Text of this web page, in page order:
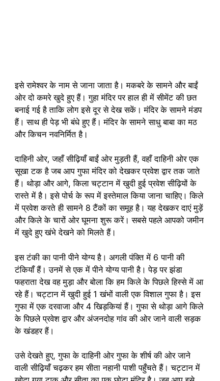
इसे रामेश्वर के नाम से जाना जाता है। मकबरे के सामने और बाईं
ओर दो कमरे खुदे हुए हैं। गुहा मंदिर पर हाल ही में सीमेंट की छत
बनाई गई है ताकि लोग इसे दूर से देख सकें। मंदिर के सामने मंडप
हैं। साथ ही पेड़ भी बंधे हुए हैं। मंदिर के सामने साधु बाबा का मठ
और किचन नवनिर्मित है।
दाहिनी ओर, जहाँ सीढ़ियाँ बाईं ओर मुड़ती हैं, वहाँ दाहिनी ओर एक
सूखा टक है जब आप गुफा मंदिर को देखकर प्रवेश द्वार तक जाते
हैं। थोड़ा और आगे, किला चट्टान में खुदी हुई प्रवेश सीढ़ियों के
रास्ते में है। इसे पोर्च के रूप में इस्तेमाल किया जाना चाहिए। किले
में प्रवेश करते ही सामने 8 टैंकों का समूह है। यह देखकर दाएं मुड़ें
और किले के चारों ओर घूमना शुरू करें। सबसे पहले आपको जमीन
में खुदे हुए खंभे देखने को मिलते हैं।
इस टंकी का पानी पीने योग्य है। अगली पंक्ति में 6 पानी की
टंकियाँ हैं। उनमें से एक में पीने योग्य पानी है। पेड़ पर झंडा
फहराता देख वह मुड़ा और बोला कि हम किले के पिछले हिस्से में आ
रहे हैं। चट्टान में खुदी हुई 1 खंभों वाली एक विशाल गुफा है। इस
गुफा में एक दरवाजा और 4 खिड़कियां हैं। गुफा से थोड़ा आगे किले
के पिछले प्रवेश द्वार और अंजनदोह गांव की ओर जाने वाली सड़क
के खंडहर हैं।
उसे देखते हुए, गुफा के दाहिनी ओर गुफा के शीर्ष की ओर जाने
वाली सीढ़ियाँ चढ़कर हम सीता नहानी पाशी पहुँचते हैं। चट्टान में